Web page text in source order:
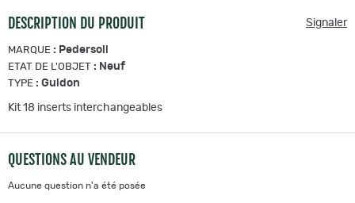
DESCRIPTION DU PRODUIT Signaler
MARQUE : Pedersoli
ETAT DE L'OBJET : Neuf
TYPE : Guidon
Kit 18 inserts interchangeables
QUESTIONS AU VENDEUR
Aucune question n'a été posée